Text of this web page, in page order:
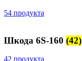
54 продукта
Шкода 6S-160 (42)
42 продукта